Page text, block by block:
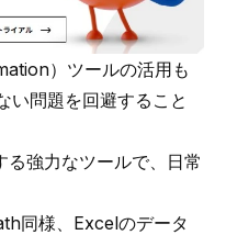
）ツールの活用も
い問題を回避すること
強力なツールで、日常
同様、Excelのデータ